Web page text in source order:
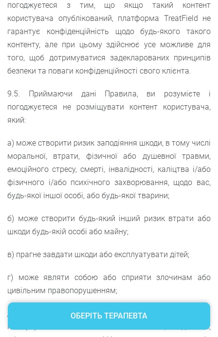
погоджуєтеся з тим, що якщо такий контент
користувача опублікований, платформа TreatField не
гарантує конфіденційність щодо будь-якого такого
контенту, але при цьому здійснює усе можливе для
того, щоб дотримуватися задекларованих принципів
безпеки та поваги конфіденційності свого клієнта.
9.5. Приймаючи дані Правила, ви розумієте і
погоджуєтеся не розміщувати контент користувача,
який:
а) може створити ризик заподіяння шкоди, в тому числі
моральної, втрати, фізичної або душевної травми,
емоційного стресу, смерті, інвалідності, каліцтва і/або
фізичного і/або психічного захворювання, щодо вас,
будь-якої іншої особі, або будь-якої тварини;
б) може створити будь-який інший ризик втрати або
шкоди будь-якій особі або майну;
в) прагне завдати шкоди або експлуатувати дітей;
г) може являти собою або сприяти злочинам або
цивільним правопорушенням;
д) містить будь-яку інформацію або зміст, який
платформа TreatField вважає незаконним, шкідливим,
ОБЕРІТЬ ТЕРАПЕВТА